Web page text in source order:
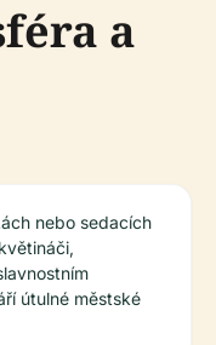
a
nebo sedacích
útulné městské